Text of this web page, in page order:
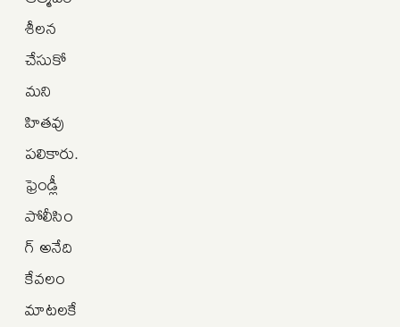
శీలన
చేసుకో
మని
హితవు
పలికారు.
ఫ్రెండ్లీ
పోలీసిం
గ్‌ అనేది
కేవలం
మాటలకే